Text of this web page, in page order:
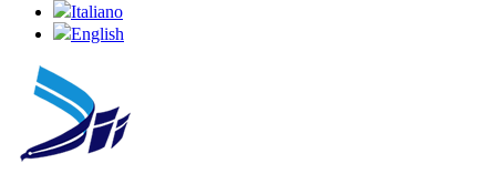
Italiano
English